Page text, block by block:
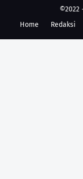
©2022
Home
Redaksi